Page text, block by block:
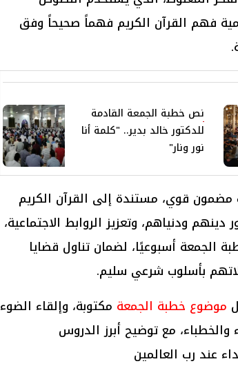
فهم القرآن الكريم فهماً صحيحاً وفق
نص خطبة الجمعة القادمة
للدكتور خالد بدير.. "كلمة أنا
نور ونار"
قوي، مستندة إلى القرآن الكريم
دينهم ودنياهم، وتعزيز الروابط الاجتماعية،
الجمعة أسبوعيًا، لضمان تناول قضايا
بأسلوب شرعي سليم.
موضوع خطبة الجمعة مكتوبة، وإلقاء الضوء
والخطباء، مع توضيح أبرز الدروس
عند رب العالمين